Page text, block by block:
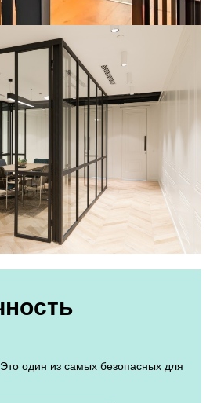
один из самых безопасных для